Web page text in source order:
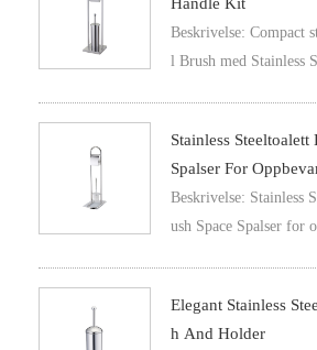
Handle Kit
Beskrivelse: Compact
l Brush med Stainless
Stainless
Spalser For
Bowl Scrubber
Beskrivelse: Stainless
ush Space Spalser for
Elegant Stainless
H And Holder